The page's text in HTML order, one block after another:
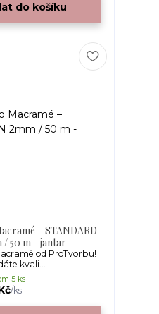
do košíku
– STANDARD
/ 50 m - jantar
od ProTvorbu!
kvali...
/ks
5 ks